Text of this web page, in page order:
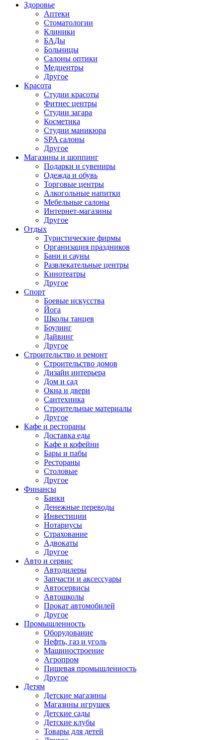
Здоровье
Аптеки
Стоматологии
Клиники
БАДы
Больницы
Салоны оптики
Медцентры
Другое
Красота
Студии красоты
Фитнес центры
Студии загара
Косметика
Студии маникюра
SPA салоны
Другое
Магазины и шоппинг
Подарки и сувениры
Одежда и обувь
Торговые центры
Алкогольные напитки
Мебельные салоны
Интернет-магазины
Другое
Отдых
Туристические фирмы
Организация праздников
Бани и сауны
Развлекательные центры
Кинотеатры
Другое
Спорт
Боевые искусства
Йога
Школы танцев
Боулинг
Дайвинг
Другое
Строительство и ремонт
Строительство домов
Дизайн интерьера
Дом и сад
Окна и двери
Сантехника
Строительные материалы
Другое
Кафе и рестораны
Доставка еды
Кафе и кофейни
Бары и пабы
Рестораны
Столовые
Другое
Финансы
Банки
Денежные переводы
Инвестиции
Нотариусы
Страхование
Адвокаты
Другое
Авто и сервис
Автодилеры
Запчасти и аксессуары
Автосервисы
Автошколы
Прокат автомобилей
Другое
Промышленность
Оборудование
Нефть, газ и уголь
Машиностроение
Агропром
Пищевая промышленность
Другое
Детям
Детские магазины
Магазины игрушек
Детские сады
Детские клубы
Товары для детей